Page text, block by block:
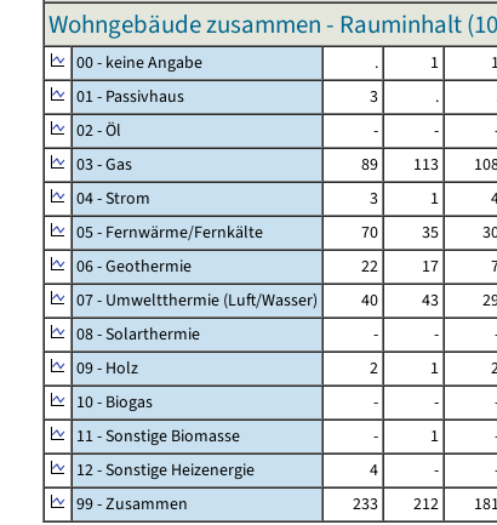
Wohngebäude zusammen - Rauminhalt (
00 - keine Angabe . 1
01 - Passivhaus
3 .
02 - Öl
- -
03 - Gas
89 113
04 - Strom
3 1
05 - Fernwärme/Fernkälte
70 35
06 - Geothermie
22 17
07 - Umweltthermie (Luft/Wasser)
40 43
08 - Solarthermie
- -
09 - Holz
2 1
10 - Biogas
- -
11 - Sonstige Biomasse
- 1
12 - Sonstige Heizenergie
4 -
99 - Zusammen
233 212